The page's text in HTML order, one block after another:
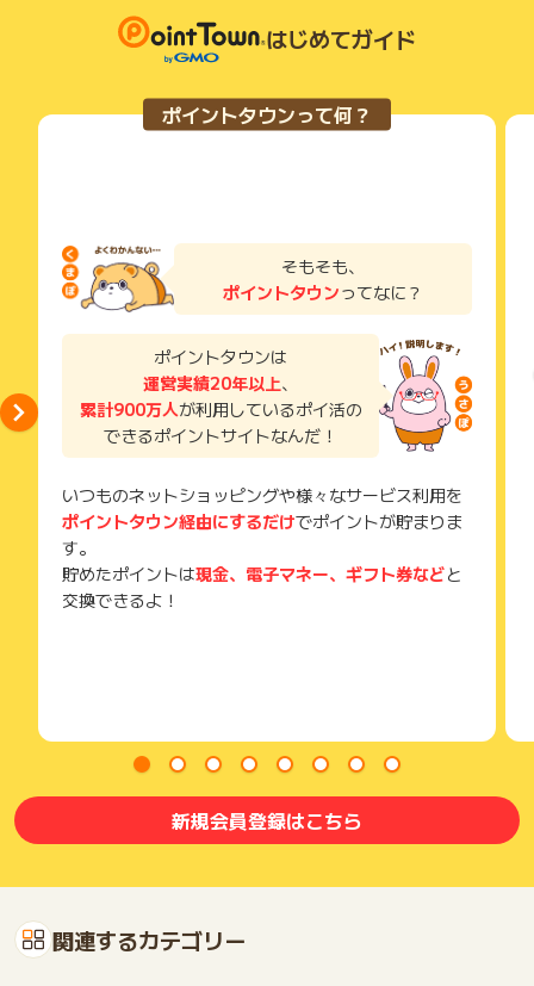
・同一端末や同一世帯で、繰り返し利用不可のサービス・お買
い物を複数回ご利用された場合
・他のポイントサイトや比較サイト、検索サイトなどを経由し
ご利用前には、Cookieの削除をおこなっていただくことを推奨
します。
読みください。
お申し込みやお買い物後、利用したサイトから送られる購入完
獲得待ち・獲得失敗の状態でお問い合わせされる際に、該当の
メールを送っていただく場合がございます。
そのため、紛失・破棄された場合は対応いたしかねますので、
ご注意ください。
各サービス・お買い物の獲得ポイントや獲得条件、キャンペー
ン期間が予告なしに変更される場合がございますが、ご利用さ
条件を達成しているかどうかは各広告主ではなく、代理店が行
っているため、広告主はポイントに関する詳細を把握しており
広告に遷移しない場合は掲載が終了となっておりポイントが獲
得できませんので、ご注意くださいませ。
※キャンセル・不備・いたずら・商品受取拒否及び不着、返品の
場合はポイント獲得対象外です。
はじめてガイド
ポイントタウンって何？
そもそも、
ポイントタウンってなに？
ポイントタウンは
運営実績20年以上、
累計900万人が利用しているポイ活の
できるポイントサイトなんだ！
いつものネットショッピングや様々なサービス利用を
ポイントタウン経由にするだけでポイントが貯まりま
す。
貯めたポイントは現金、電子マネー、ギフト券などと
交換できるよ！
新規会員登録はこちら
関連するカテゴリー